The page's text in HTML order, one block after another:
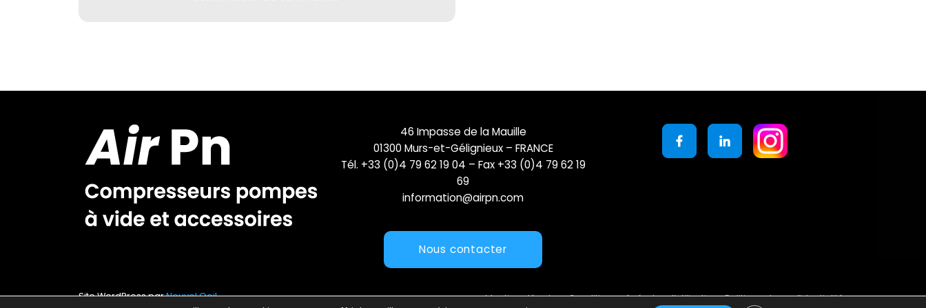
46 Impasse de la Mauille
01300 Murs-et-Gélignieux – FRANCE
Tél. +33 (0)4 79 62 19 04 – Fax +33 (0)4 79 62 19
69
information@airpn.com
Nous contacter
Site WordPress parNouvel Oeil Mentions légales Conditions générales d’utilisation Politique de confidentialité